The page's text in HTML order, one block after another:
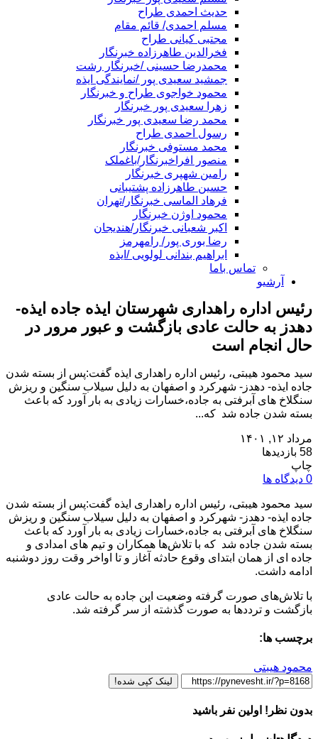
حدیث احمدی طراح
مسلم احمدی/ قائم مقام
مجتبی کیانی طراح
فخرالدین طاهرزاده خبرنگار
محمدرضا حسینی /خبرنگار رشت
جمشید سعیدی پور /نمایندگی ایذه
محمود خواجوی طراح و خبرنگار
زهرا سعیدی پور خبرنگار
محمد رضا سعیدی پور خبرنگار
رسول احمدی طراح
محمد مستوفی خبرنگار
منصور افراخبرنگار/باغملک
رامین شهپری خبرنگار
حسین طاهرزاده پشتیبانی
فرهاد الماسی خبرنگار/تهران
محمود اوژن خبرنگار
اکبر شعبانی خبرنگار/هندیجان
رضا بوری پور/ رامهرمز
ابراهیم بندانی لولویی /ایذه
تماس باما
آرشیو
رئیس اداره راهداری شهرستان ایذه جاده ایذه-
دهدز به حالت عادی بازگشت و عبور مرور در
حال انجام است
سید محمود هیبتی، رئیس اداره راهداری ایذه گفت:پس از بسته شدن
جاده ایذه- دهدز- شهرکرد و اصفهان به دلیل سیلاب سنگین و ریزش
سنگلاخ های آبرفتی به جاده،خسارات زیادی به بار آورد که باعث
بسته شدن جاده شد که...
مرداد ۱۲, ۱۴۰۱
58 بازدیدها
چاپ
0 دیدگاه ها
سید محمود هیبتی، رئیس اداره راهداری ایذه گفت:پس از بسته شدن
جاده ایذه- دهدز- شهرکرد و اصفهان به دلیل سیلاب سنگین و ریزش
سنگلاخ های آبرفتی به جاده،خسارات زیادی به بار آورد که باعث
بسته شدن جاده شد که با تلاش‌ها همکاران و تیم های امدادی و
جاده ای از همان ابتدای وقوع حادثه آغاز و تا اواخر وقت روز دوشنبه
ادامه داشت.
با تلاش‌های صورت گرفته وضعیت این جاده به حالت عادی
بازگشت و ترددها به صورت گذشته از سر گرفته شد.
برچسب ها:
محمود هیبتی
لینک کپی شده!
بدون نظر! اولین نفر باشید